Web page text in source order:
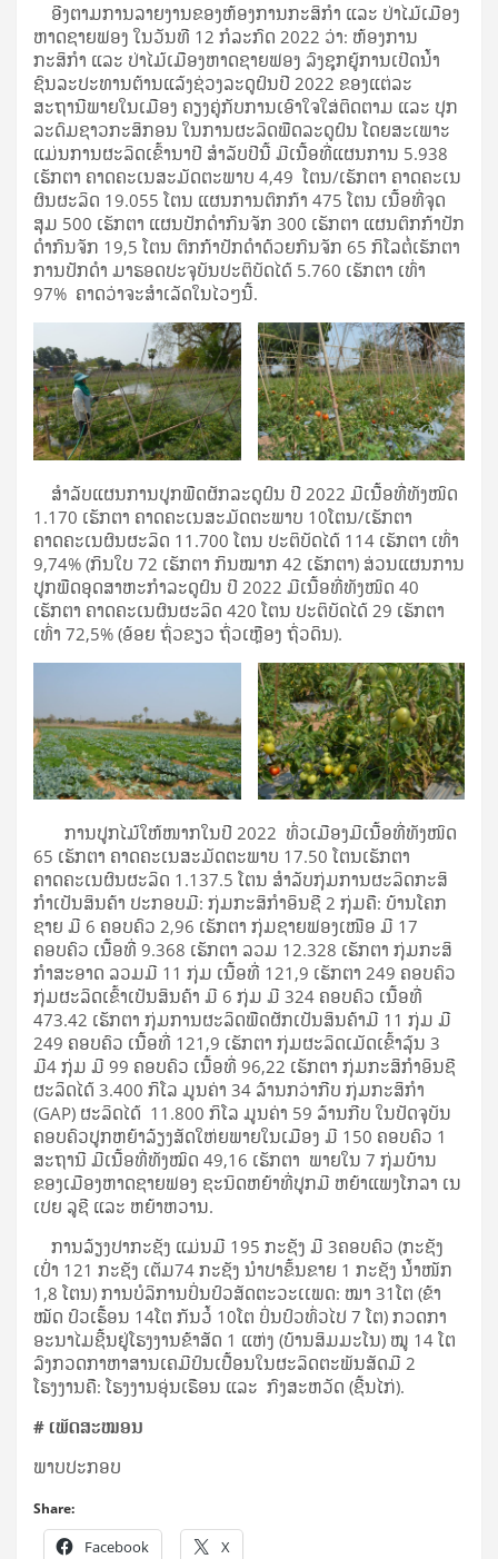
ອີງຕາມການລາຍງານຂອງຫ້ອງການກະສິກໍາ ແລະ ປ່າໄມ້ເມືອງ
ຫາດຊາຍຟອງ ໃນວັນທີ 12 ກໍລະກົດ 2022 ວ່າ: ຫ້ອງການ
ກະສິກຳ ແລະ ປ່າໄມ້ເມືອງຫາດຊາຍຟອງ ລົງຊຸກຍູ້ການເປີດນໍ້າ
ຊົນລະປະທານຕ້ານແລ້ງຊ່ວງລະດູຝົນປີ 2022 ຂອງແຕ່ລະ
ສະຖານີພາຍໃນເມືອງ ຄຽງຄູ່ກັບການເອົາໃຈໃສ່ຕິດຕາມ ແລະ ປຸກ
ລະດົມຊາວກະສິກອນ ໃນການຜະລິດພືດລະດູຝົນ ໂດຍສະເພາະ
ແມ່ນການຜະລິດເຂົ້ານາປີ ສໍາລັບປີນີ້ ມີເນື້ອທີ່ແຜນການ 5.938
ເຮັກຕາ ຄາດ​ຄະ​​ເນ​ສະມັດ​ຕະພາບ 4,49 ​ໂຕນ/ເຮັກຕາ ຄາດ​ຄະ​ເນ​
ຜົນ​ຜະລິດ 19.055 ​ໂຕນ ​ແຜນການ​ຕົກກ້າ 475 ​ໂຕນ ​ເນື້ອທີ່​ຈຸດ​
ສຸມ 500 ເຮັກຕາ ແຜນ​ປັກ​ດໍາ​ກົນ​ຈັກ 300 ເຮັກຕາ ​ແຜນ​ຕົກກ້າ​ປັກ​
ດໍາ​ກົນ​ຈັກ 19,5 ​ໂຕນ ຕົກກ້າ​ປັກ​ດໍາ​ດ້ວຍ​ກົນ​ຈັກ 65 ກິໂລຕໍ່ເຮັກຕາ
ການປັກດໍາ ມາຮອດປະຈຸບັນປະຕິບັດໄດ້ 5.760 ເຮັກຕາ ເທົ່າ
97% ຄາດວ່າຈະສຳເລັດໃນໄວໆນີ້.
ສໍາລັບແຜນການປູກພືດຜັກລະດູຝົນ ປີ 2022 ມີເນື້ອທີ່ທັງໜົດ
1.170 ເຮັກຕາ ຄາດຄະເນສະມັດຕະພາບ 10ໂຕນ/ເຮັກຕາ
ຄາດຄະເນຜົນຜະລິດ 11.700 ໂຕນ ປະຕິບັດໄດ້ 114 ເຮັກຕາ ເທົ່າ
9,74% (ກິນໃບ 72 ເຮັກຕາ ກິນໝາກ 42 ເຮັກຕາ) ສ່ວນແຜນການ
ປູກພືດອຸດສາຫະກໍາລະດູຝົນ ປີ 2022 ມີເນື້ອທີ່ທັງໜົດ 40
ເຮັກຕາ ຄາດຄະເນຜົນຜະລິດ 420 ໂຕນ ປະຕິບັດໄດ້ 29 ເຮັກຕາ
ເທົ່າ 72,5% (ອ້ອຍ ຖົ່ວຂຽວ ຖົ່ວເຫຼືອງ ຖົ່ວດິນ).
ການປູກໄມ້ໃຫ້ໜາກໃນປີ 2022 ທົ່ວເມືອງມີເນື້ອທີ່ທັງໜົດ
65 ເຮັກຕາ ຄາດຄະເນສະມັດຕະພາບ 17.50 ໂຕນເຮັກຕາ
ຄາດຄະເນຜົນຜະລິດ 1.137.5 ໂຕນ ສຳລັບກຸ່ມການຜະລິດກະສິ
ກໍາເປັນສິນຄ້າ ປະກອບມີ: ກຸ່ມກະສິກໍາອິນຊີ 2 ກຸ່ມຄື: ບ້ານໂຄກ
ຊາຍ ມີ 6 ຄອບຄົວ 2,96 ເຮັກຕາ ກຸ່ມຊາຍຟອງເໜືອ ມີ 17
ຄອບຄົວ ເນື້ອທີ່ 9.368 ເຮັກຕາ ລວມ 12.328 ເຮັກຕາ ກຸ່ມກະສິ
ກໍາສະອາດ ລວມມີ 11 ກຸ່ມ ເນື້ອທີ່ 121,9 ເຮັກຕາ 249 ຄອບຄົວ
ກຸ່ມຜະລິດເຂົ້າເປັນສິນຄ້າ ມີ 6 ກຸ່ມ ມີ 324 ຄອບຄົວ ເນື້ອທີ່
473.42 ເຮັກຕາ ກຸ່ມການຜະລິດພືດຜັກເປັນສິນຄ້າມີ 11 ກຸ່ມ ມີ
249 ຄອບຄົວ ເນື້ອທີ່ 121,9 ເຮັກຕາ ກຸ່ມຜະລິດເມັດເຂົ້າລຸ້ນ 3
ມີ4 ກຸ່ມ ມີ 99 ຄອບຄົວ ເນື້ອທີ່ 96,22 ເຮັກຕາ ກຸ່ມກະສິກໍາອິນຊີ
ຜະລິດໄດ້ 3.400 ກິໂລ ມູນຄ່າ 34 ລ້ານກວ່າກີບ ກຸ່ມກະສິກໍາ
(GAP) ຜະລິດໄດ້ 11.800 ກິໂລ ມູນຄ່າ 59 ລ້ານກີບ ໃນປັດຈຸບັນ
ຄອບຄົວປູກຫຍ້າລ້ຽງສັດໃຫ່ຍພາຍໃນເມືອງ ມີ 150 ຄອບຄົວ 1
ສະຖານີ ມີເນື້ອທີ່ທັງໝົດ 49,16 ເຮັກຕາ ພາຍໃນ 7 ກຸ່ມບ້ານ
ຂອງເມືອງຫາດຊາຍຟອງ ຊະ​ນິດ​ຫຍ​້າ​ທີ່ປູກ​ມີ ຫຍ້າ​ແພງ​ໂກ​ລາ ເນ​
ເປຍ ລູ​ຊີ ແລະ ຫຍ້າ​ຫວານ.
ການ​ລ້ຽງປາ​ກະຊັງ​ ແມ່ນ​ມີ 195 ກະຊັງ ມີ 3ຄອບຄົວ (ກະຊັງ
ເປົ່າ 121 ກະຊັງ ເຕັມ74 ກະຊັງ ນໍາປາຂຶ້ນຂາຍ 1 ກະຊັງ ນໍ້າໜັກ
1,8 ໂຕນ) ການບໍລິການປິ່ນປົວສັດຕະວະເເພດ: ໝາ 31ໂຕ (ຂ້າ
ໝັດ ປົວ​ເຮື້ອນ 14ໂຕ ກັນວໍ້ 10ໂຕ ປິ່ນປົວທົ່ວໄປ 7 ໂຕ) ກວດກາ
ອະນາໄມຊີ້ນຢູ່ໂຮງງານຂ້າສັດ 1 ແຫ່ງ (ບ້ານສິມມະໂນ) ໝູ 14 ໂຕ
ລົງກວດກາຫາສານເຄ​ມີປົນເປື້ອນໃນຜະລິດຕະພັນສັດມີ 2
ໂຮງງານຄື: ໂຮງງານອຸ່ນເຮືອນ ແລະ ກົງສະຫວັດ (ຊີ້ນໄກ່).
# ເພັດສະໝອນ
ພາບປະກອບ
Share:
Facebook X